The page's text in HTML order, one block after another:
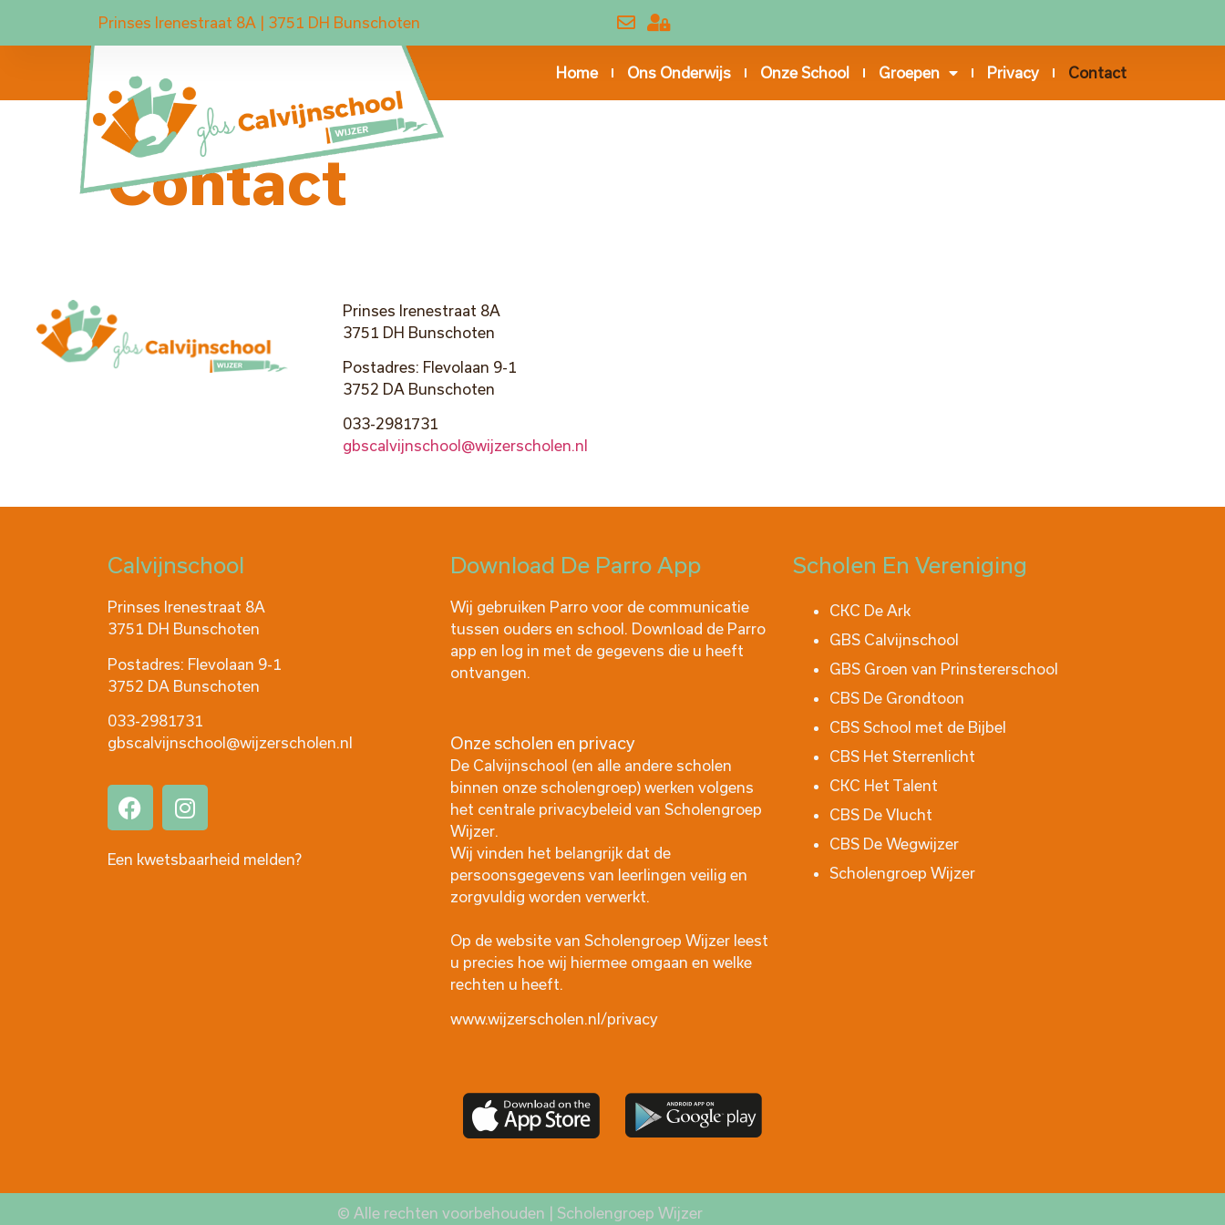
Prinses Irenestraat 8A | 3751 DH Bunschoten
Home Ons Onderwijs Onze School Groepen Privacy Contact
Contact
Prinses Irenestraat 8A
3751 DH Bunschoten
Postadres: Flevolaan 9-1
3752 DA Bunschoten
033-2981731
gbscalvijnschool@wijzerscholen.nl
Calvijnschool
Prinses Irenestraat 8A
3751 DH Bunschoten
Postadres: Flevolaan 9-1
3752 DA Bunschoten
033-2981731
gbscalvijnschool@wijzerscholen.nl
Een kwetsbaarheid melden?
Download De Parro App
Wij gebruiken Parro voor de communicatie
tussen ouders en school. Download de Parro
app en log in met de gegevens die u heeft
ontvangen.
Onze scholen en privacy
De Calvijnschool (en alle andere scholen
binnen onze scholengroep) werken volgens
het centrale privacybeleid van Scholengroep
Wijzer.
Wij vinden het belangrijk dat de
persoonsgegevens van leerlingen veilig en
zorgvuldig worden verwerkt.
Op de website van Scholengroep Wijzer leest
u precies hoe wij hiermee omgaan en welke
rechten u heeft.
www.wijzerscholen.nl/privacy
Scholen En Vereniging
CKC De Ark
GBS Calvijnschool
GBS Groen van Prinstererschool
CBS De Grondtoon
CBS School met de Bijbel
CBS Het Sterrenlicht
CKC Het Talent
CBS De Vlucht
CBS De Wegwijzer
Scholengroep Wijzer
© Alle rechten voorbehouden | Scholengroep Wijzer